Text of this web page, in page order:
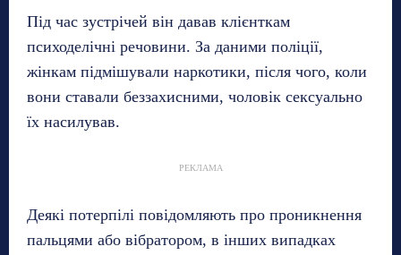
Під час зустрічей він давав клієнткам
психоделічні речовини. За даними поліції,
жінкам підмішували наркотики, після чого, коли
вони ставали беззахисними, чоловік сексуально
їх насилував.
РЕКЛАМА
Деякі потерпілі повідомляють про проникнення
пальцями або вібратором, в інших випадках